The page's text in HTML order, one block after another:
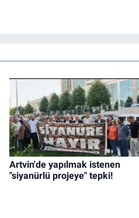
Artvin'de yapılmak istenen
"siyanürlü projeye" tepki!